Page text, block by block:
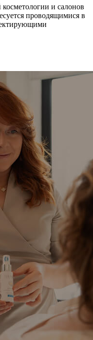
и салонов
проводящимися в